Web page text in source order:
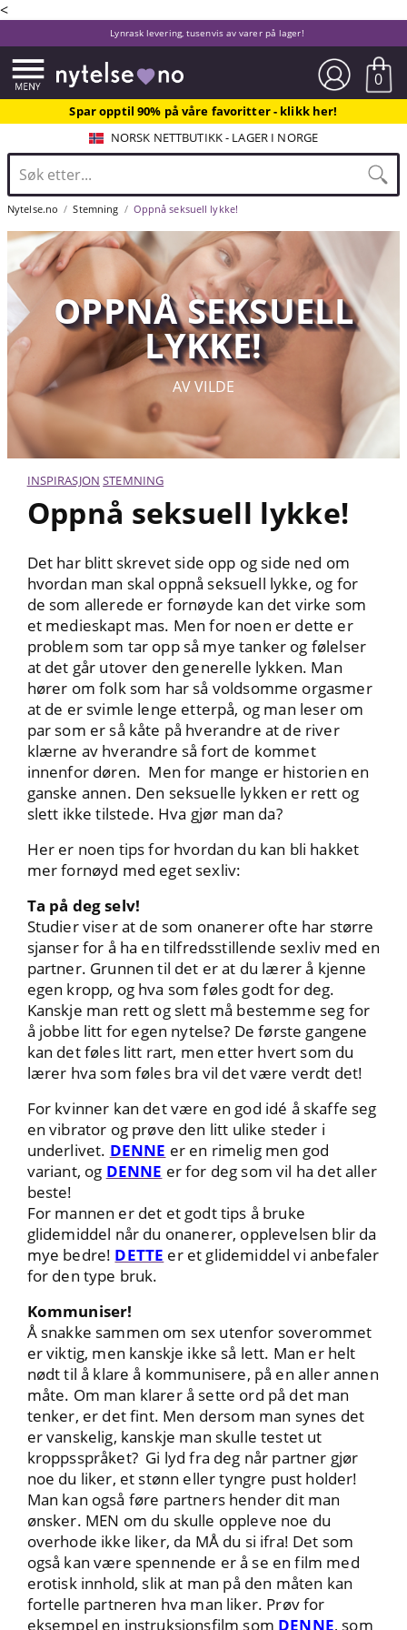
<
Lynrask levering, tusenvis av varer på lager!
0
Spar opptil 90% på våre favoritter - klikk her!
NORSK NETTBUTIKK - LAGER I NORGE
Nytelse.no Stemning Oppnå seksuell lykke!
OPPNÅ SEKSUELL
LYKKE!
AV VILDE
INSPIRASJON STEMNING
Oppnå seksuell lykke!
Det har blitt skrevet side opp og side ned om
hvordan man skal oppnå seksuell lykke, og for
de som allerede er fornøyde kan det virke som
et medieskapt mas. Men for noen er dette er
problem som tar opp så mye tanker og følelser
at det går utover den generelle lykken. Man
hører om folk som har så voldsomme orgasmer
at de er svimle lenge etterpå, og man leser om
par som er så kåte på hverandre at de river
klærne av hverandre så fort de kommet
innenfor døren. Men for mange er historien en
ganske annen. Den seksuelle lykken er rett og
slett ikke tilstede. Hva gjør man da?
Her er noen tips for hvordan du kan bli hakket
mer fornøyd med eget sexliv:
Ta på deg selv!
Studier viser at de som onanerer ofte har større
sjanser for å ha en tilfredsstillende sexliv med en
partner. Grunnen til det er at du lærer å kjenne
egen kropp, og hva som føles godt for deg.
Kanskje man rett og slett må bestemme seg for
å jobbe litt for egen nytelse? De første gangene
kan det føles litt rart, men etter hvert som du
lærer hva som føles bra vil det være verdt det!
For kvinner kan det være en god idé å skaffe seg
en vibrator og prøve den litt ulike steder i
underlivet. DENNE er en rimelig men god
variant, og DENNE er for deg som vil ha det aller
beste!
For mannen er det et godt tips å bruke
glidemiddel når du onanerer, opplevelsen blir da
mye bedre! DETTE er et glidemiddel vi anbefaler
for den type bruk.
Kommuniser!
Å snakke sammen om sex utenfor soverommet
er viktig, men kanskje ikke så lett. Man er helt
nødt til å klare å kommunisere, på en aller annen
måte. Om man klarer å sette ord på det man
tenker, er det fint. Men dersom man synes det
er vanskelig, kanskje man skulle testet ut
kroppsspråket? Gi lyd fra deg når partner gjør
noe du liker, et stønn eller tyngre pust holder!
Man kan også føre partners hender dit man
ønsker. MEN om du skulle oppleve noe du
overhode ikke liker, da MÅ du si ifra! Det som
også kan være spennende er å se en film med
erotisk innhold, slik at man på den måten kan
fortelle partneren hva man liker. Prøv for
eksempel en instruksjonsfilm som DENNE, som